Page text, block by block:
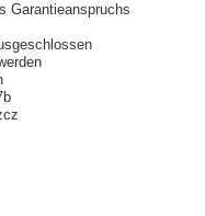
Garantieanspruchs